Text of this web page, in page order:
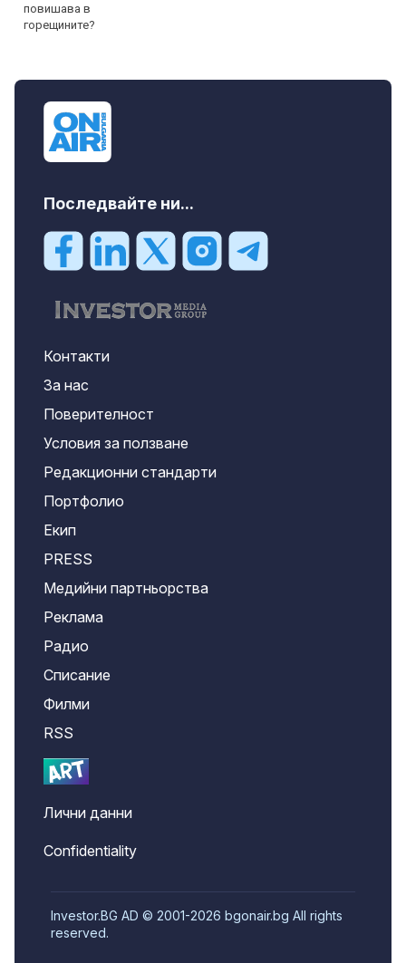
Последвайте ни...
Контакти
За нас
Поверителност
Условия за ползване
Редакционни стандарти
Портфолио
Екип
PRESS
Медийни партньорства
Реклама
Радио
Списание
Филми
RSS
Лични данни
Confidentiality
Investor.BG AD © 2001-2026 bgonair.bg All rights
reserved.